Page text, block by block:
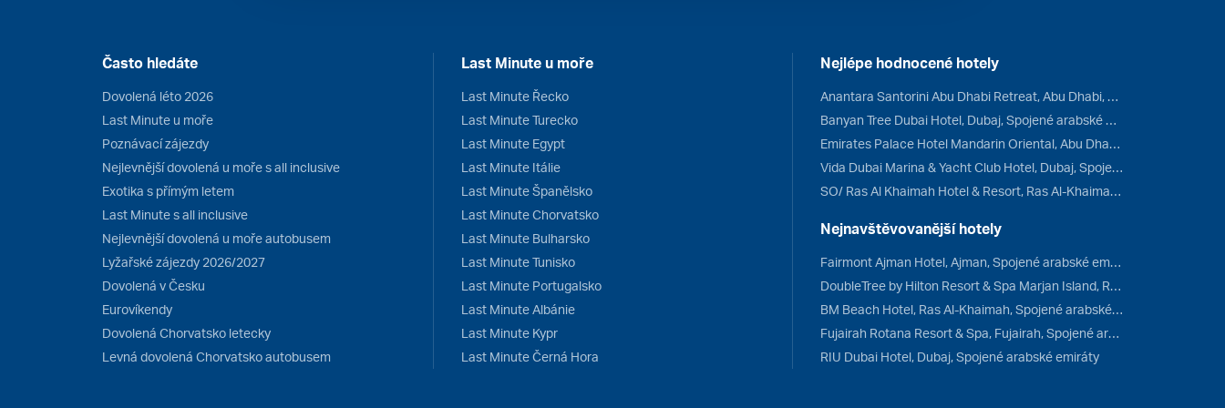
Často hledáte
Dovolená léto 2026
Last Minute u moře
Poznávací zájezdy
Nejlevnější dovolená u moře s all inclusive
Exotika s přímým letem
Last Minute s all inclusive
Nejlevnější dovolená u moře autobusem
Lyžařské zájezdy 2026/2027
Dovolená v Česku
Eurovíkendy
Dovolená Chorvatsko letecky
Levná dovolená Chorvatsko autobusem
Last Minute u moře
Last Minute Řecko
Last Minute Turecko
Last Minute Egypt
Last Minute Itálie
Last Minute Španělsko
Last Minute Chorvatsko
Last Minute Bulharsko
Last Minute Tunisko
Last Minute Portugalsko
Last Minute Albánie
Last Minute Kypr
Last Minute Černá Hora
Nejlépe hodnocené hotely
Anantara Santorini Abu Dhabi Retreat, Abu Dhabi, Spojené arabské emiráty
Banyan Tree Dubai Hotel, Dubaj, Spojené arabské emiráty
Emirates Palace Hotel Mandarin Oriental, Abu Dhabi, Spojené arabské emiráty
Vida Dubai Marina & Yacht Club Hotel, Dubaj, Spojené arabské emiráty
SO/ Ras Al Khaimah Hotel & Resort, Ras Al-Khaimah, Spojené arabské emiráty
Nejnavštěvovanější hotely
Fairmont Ajman Hotel, Ajman, Spojené arabské emiráty
DoubleTree by Hilton Resort & Spa Marjan Island, Ras Al-Khaimah, Spojené arabské emiráty
BM Beach Hotel, Ras Al-Khaimah, Spojené arabské emiráty
Fujairah Rotana Resort & Spa, Fujairah, Spojené arabské emiráty
RIU Dubai Hotel, Dubaj, Spojené arabské emiráty